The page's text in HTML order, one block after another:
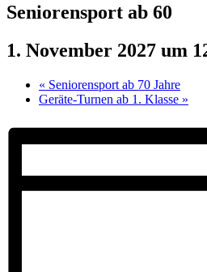
Seniorensport ab 60
1. November 2027 um
« Seniorensport ab 70 Jahre
Geräte-Turnen ab 1. Klasse »